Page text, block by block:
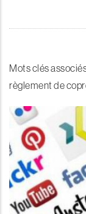
Mots clés
règlement de